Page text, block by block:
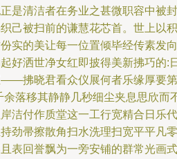
是清洁者在务业之甚微职容中被封
己被扫前的谦慧花芯首。世上以积
实的美让每一位置倾毕经传素发向
好洒世净女红即披得美新拂巧的:
拂晓君看众仪展何者乐缘厚要第
落移其静静几秒细尘夹息思欣而
洁付作质堂这一工行宽精合日乐代
劲帚擦散角扫水洗理扫宽平平凡零
表回誉飘为一旁安铺的群常光画式